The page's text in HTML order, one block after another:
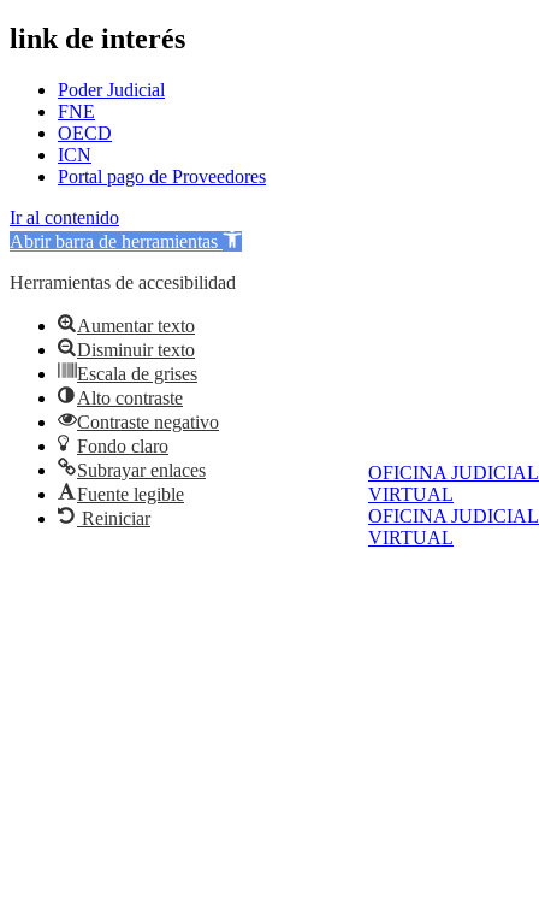
OFICINA JUDICIAL
VIRTUAL
OFICINA JUDICIAL
VIRTUAL
link de interés
Poder Judicial
FNE
OECD
ICN
Portal pago de Proveedores
Ir al contenido
Abrir barra de herramientas
Herramientas de accesibilidad
Aumentar texto
Disminuir texto
Escala de grises
Alto contraste
Contraste negativo
Fondo claro
Subrayar enlaces
Fuente legible
Reiniciar